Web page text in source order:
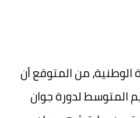
الوطنية، من المتوقع أن
المتوسط لدورة جوان